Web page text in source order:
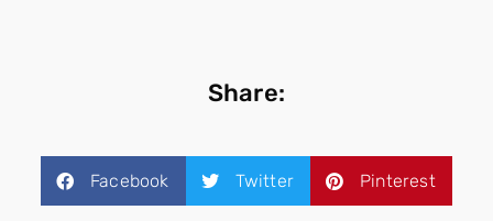
Share:
Facebook Twitter Pinterest